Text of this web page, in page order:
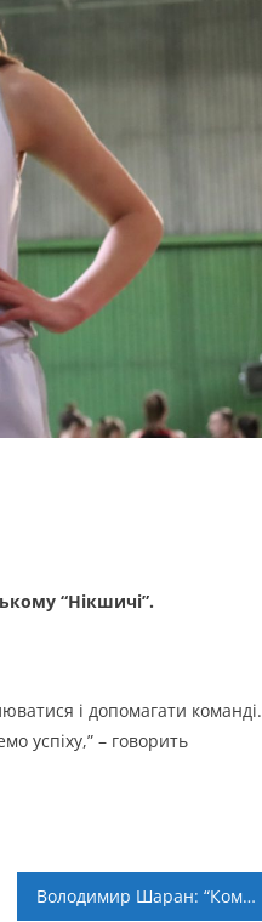
“Нікшичі”.
і допомагати команді.
успіху,” – говорить
Володимир Шаран: “Команду залишили деякі гравці і ми в пошуках підсилення”